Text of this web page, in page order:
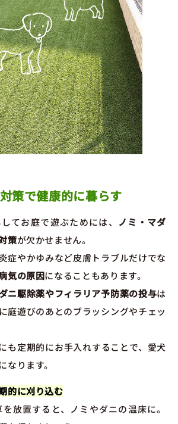
策で健康的に暮らす
てお庭で遊ぶためには、 ノミ・マダ
策が欠かせません。
症やかゆみなど皮膚トラブルだけでな
気の原因になることもあります。
ニ駆除薬やフィラリア予防薬の投与は
庭遊びのあとのブラッシングやチェッ
も定期的にお手入れすることで、愛犬
なります。
的に刈り込む
放置すると、ノミやダニの温床に。